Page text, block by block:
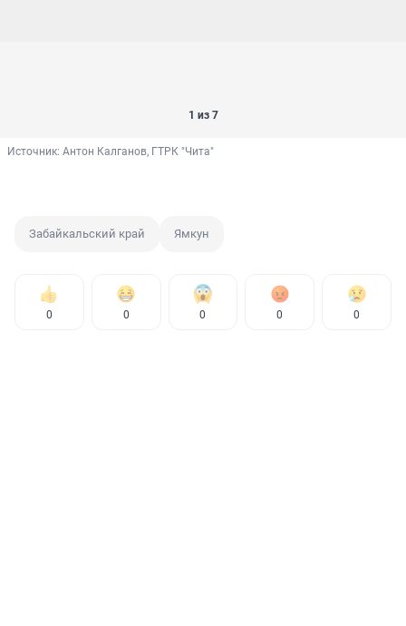
1 из 7
Источник: Антон Калганов, ГТРК "Чита"
Забайкальский край Ямкун
0 0 0 0 0